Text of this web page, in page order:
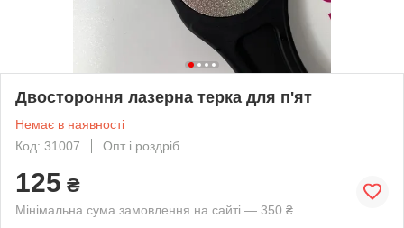
Двостороння лазерна терка для п'ят
Немає в наявності
Код: 31007
Опт і роздріб
125 ₴
Мінімальна сума замовлення на сайті — 350 ₴